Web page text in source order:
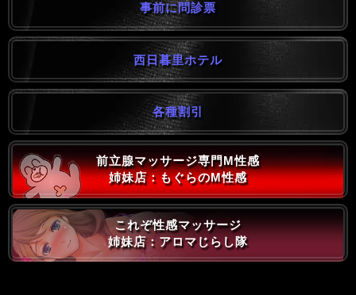
事前に問診票
西日暮里ホテル
各種割引
前立腺マッサージ専門M性感
姉妹店：もぐらのM性感
これぞ性感マッサージ
姉妹店：アロマじらし隊